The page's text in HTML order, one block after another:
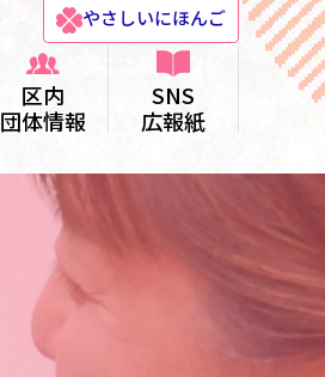
やさしいにほんご
区内
団体情報
SNS
広報紙